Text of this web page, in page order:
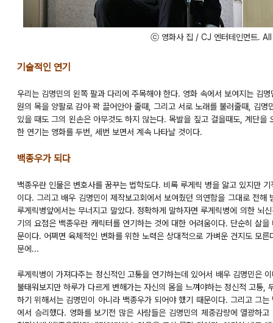
ⓒ 영화사 집 / CJ 엔터테인먼트.
기술적인 연기
우리는 김명민의 왼쪽 팔과 다리에 주목해야 한다. 영화 속에서 보여지는 김
원의 목을 양팔로 감아 꽉 끌어안아 줄때, 그리고 서로 노래를 불러줄때, 김
있을 때도 그의 왼손은 아무것도 하지 않는다. 목발을 짚고 걸을때도, 계단
한 연기는 영화를 두번, 세번 보면서 계속 나타날 것이다.
백종우가 되다
백종우란 인물은 변호사를 꿈꾸는 법학도다. 비록 루게릭 병을 앓고 있지만
이다. 그리고 배우 김명민이 제작보고회에서 보여줬던 의연함을 그대로 전
루게릭병앞에서는 무너지고 말았다. 정확하게 말하자면 루게릭병에 의한 뇌
기의 요점은 백종우란 캐릭터를 연기하는 것에 대한 어려움이다. 단순히 살
문이다. 어쩌면 육체적인 변화를 위한 노력은 상대적으로 가벼운 건지도 모
문에...
루게릭병이 가져다주는 정신적인 고통을 연기하는데 있어서 배우 김명민은
불태워보지만 하루가 다르게 변해가는 자신의 몸을 느껴야하는 정신적 고통
하기 위해서는 김명민이 아니라 백종우가 되어야 했기 때문이다. 그리고 그
에서 승리했다. 영화를 보기전 많은 사람들은 김명민의 체중감량에 열광하